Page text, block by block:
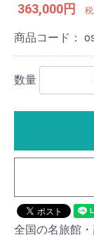
363,000円
商品コード：
数量
全国の名旅館